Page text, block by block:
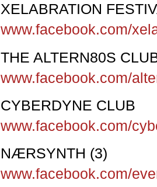
XELABRATION
www.facebook.com/
THE ALTERN80S
www.facebook.com/
CYBERDYNE CLUB
www.facebook.com/
NÆRSYNTH (3)
www.facebook.com/